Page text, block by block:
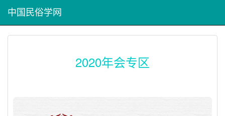
中国民俗学网
2020年会专区